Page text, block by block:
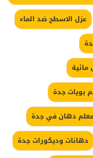
عزل الاسطح ضد الماء
مائية
بويات جدة
دهان في جدة
دهانات وديكورات جدة